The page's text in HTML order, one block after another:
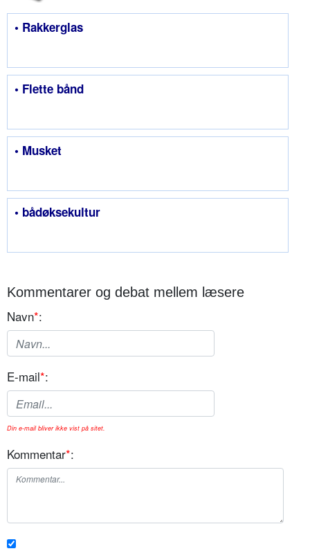
• Rakkerglas
• Flette bånd
• Musket
• bådøksekultur
Kommentarer og debat mellem læsere
Navn*:
E-mail*:
Din e-mail bliver ikke vist på sitet.
Kommentar*: